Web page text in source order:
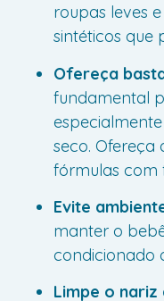
roupas leves
sintéticos que
Ofereça
fundamental
seco. Ofereça
fórmulas com
Evite
manter o
condicionado
Limpe o